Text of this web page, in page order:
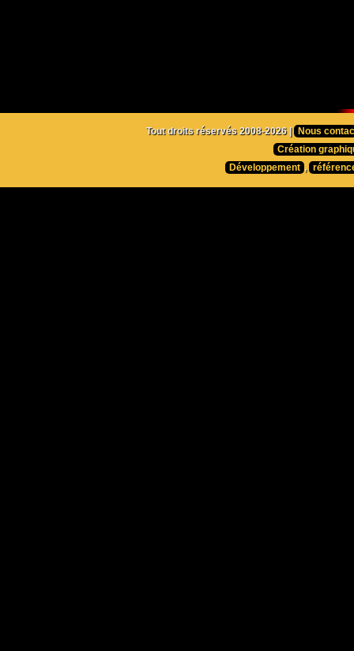
Tout droits réservés 2008-2026 |
Nous
Création
Développement ,